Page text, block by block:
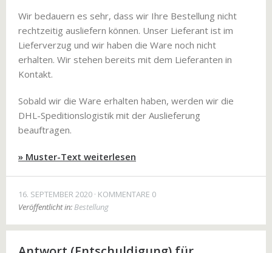
Wir bedauern es sehr, dass wir Ihre Bestellung nicht
rechtzeitig ausliefern können. Unser Lieferant ist im
Lieferverzug und wir haben die Ware noch nicht
erhalten. Wir stehen bereits mit dem Lieferanten in
Kontakt.
Sobald wir die Ware erhalten haben, werden wir die
DHL-Speditionslogistik mit der Auslieferung
beauftragen.
» Muster-Text weiterlesen
16. SEPTEMBER 2020 KOMMENTARE 0
Veröffentlicht in:Bestellung